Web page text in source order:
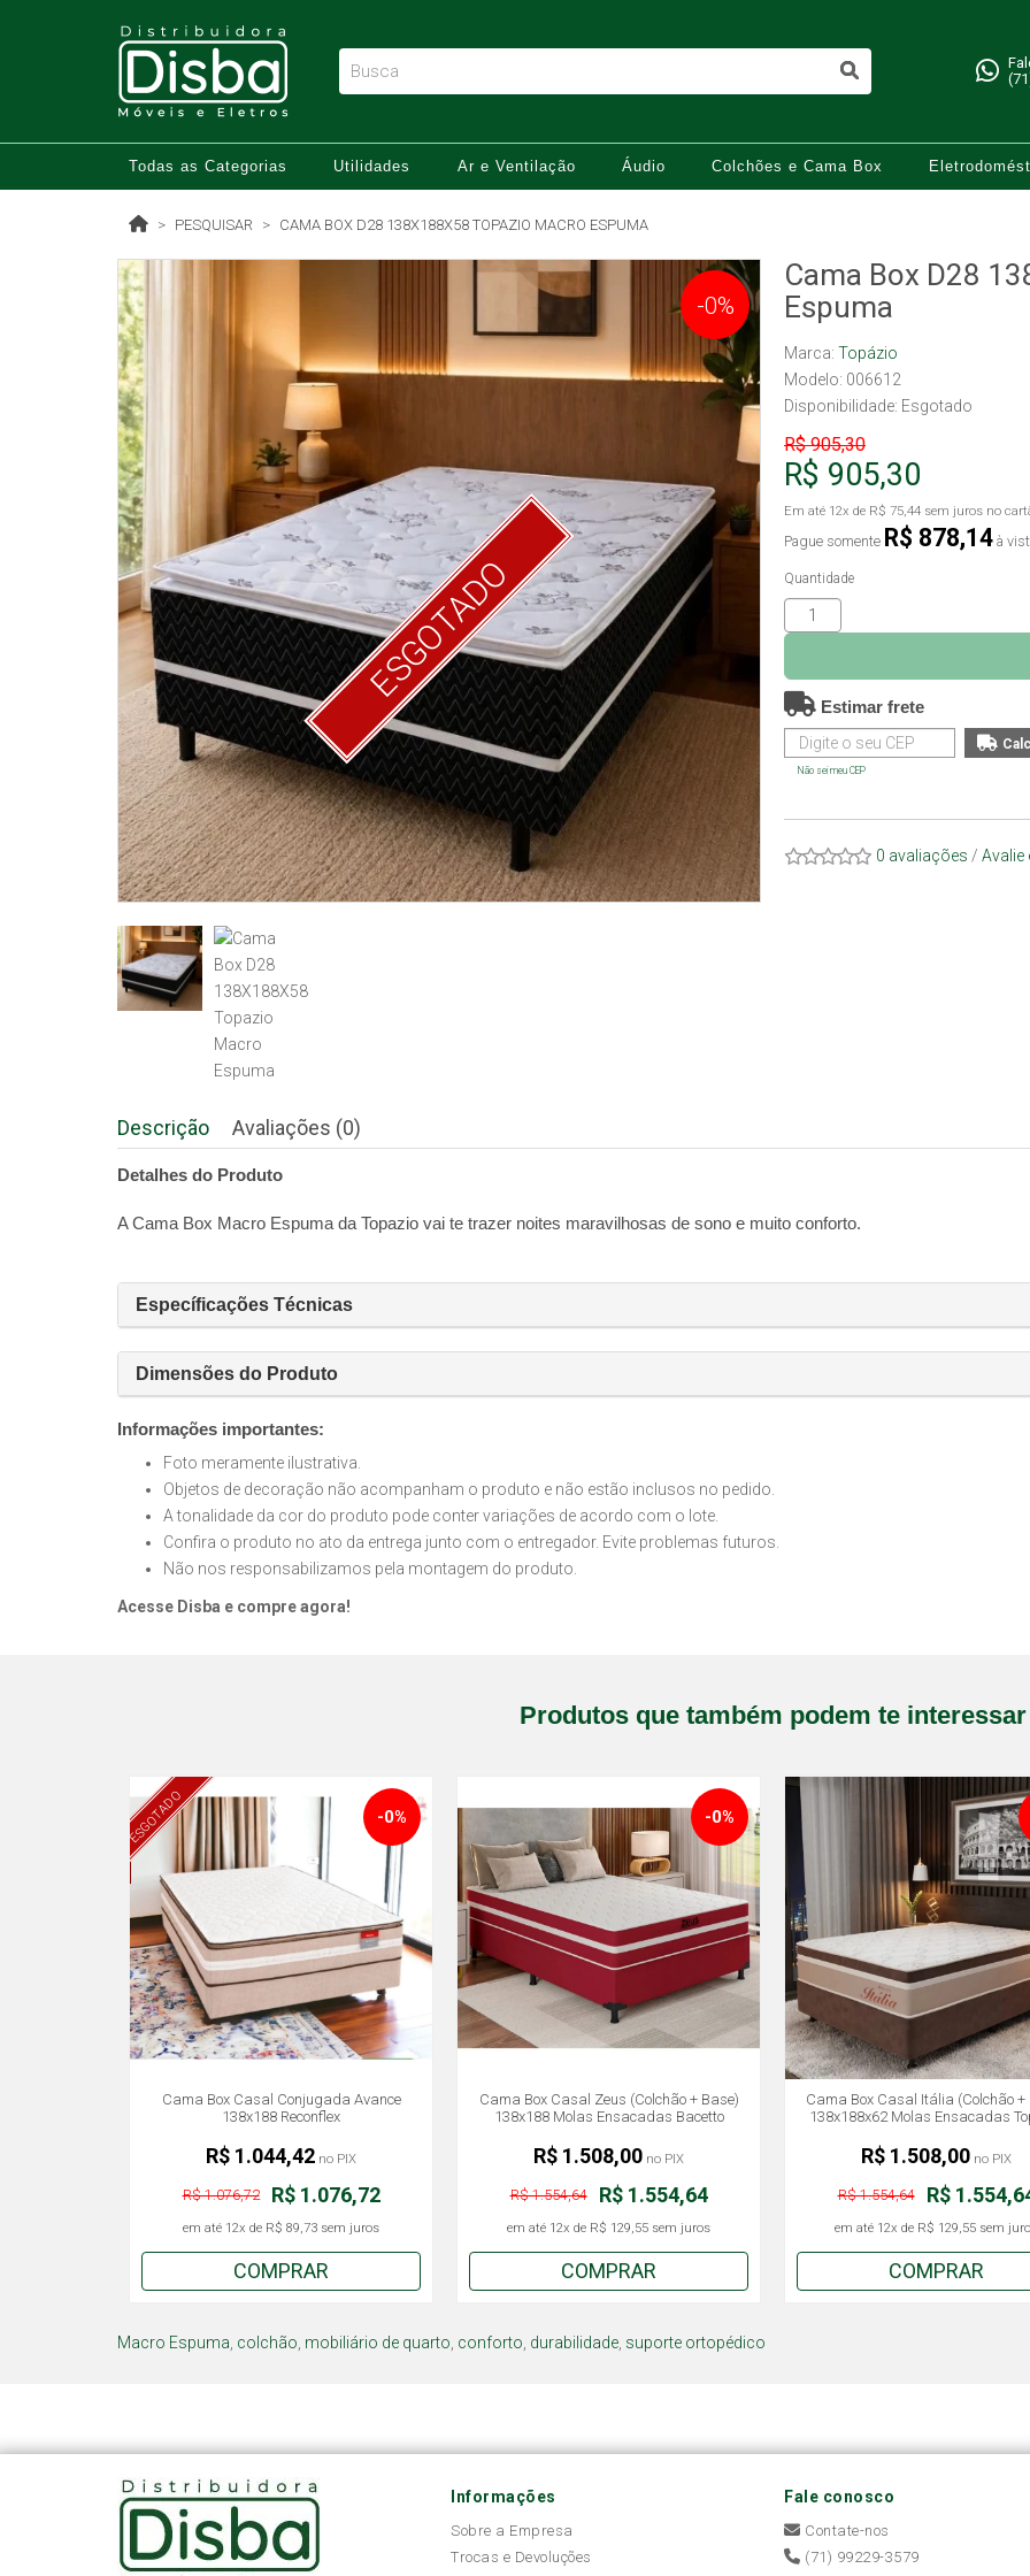
Todas as Categorias Utilidades Ar e Ventilação Áudio Colchões e Cama Box
PESQUISAR CAMA BOX D28 138X188X58 TOPAZIO MACRO ESPUMA
ESGOTADO
-0%
Cama Box D28
Espuma
Marca: Topázio
Modelo: 006612
Disponibilidade: Esgotado
R$ 905,30
R$ 905,30
Em até 12x de R$ 75,44 sem juros no
Pague somente R$ 878,14 à
Quantidade
Estimar frete
Não sei meu CEP
0 avaliações / Avalie
Descrição Avaliações (0)
Detalhes do Produto
A Cama Box Macro Espuma da Topazio vai te trazer noites maravilhosas de sono e muito conforto.
Específicações Técnicas
Dimensões do Produto
Informações importantes:
Foto meramente ilustrativa.
Objetos de decoração não acompanham o produto e não estão inclusos no pedido.
A tonalidade da cor do produto pode conter variações de acordo com o lote.
Confira o produto no ato da entrega junto com o entregador. Evite problemas futuros.
Não nos responsabilizamos pela montagem do produto.
Acesse Disba e compre agora!
Produtos que também podem te interessar
ESGOTADO
Cama Box Casal Conjugada Avance
138x188 Reconflex
-0%
R$ 1.076,72
R$ 1.076,72
em até 12x de R$ 89,73 sem juros
R$ 1.044,42 no PIX
COMPRAR
Cama Box Casal Zeus (Colchão + Base)
138x188 Molas Ensacadas Bacetto
-0%
R$ 1.554,64
R$ 1.554,64
em até 12x de R$ 129,55 sem juros
R$ 1.508,00 no PIX
COMPRAR
Cama Box Casal Itália (Colchão +
138x188x62 Molas Ensacadas
R$
R$ 1.554,64
em até 12x de R$ 129,55 sem
R$ 1.508,00 no PIX
COMPRAR
Macro Espuma colchão mobiliário de quarto conforto durabilidade suporte ortopédico
Informações
Sobre a Empresa
Trocas e Devoluções
Fale conosco
Contate-nos
(71) 99229-3579